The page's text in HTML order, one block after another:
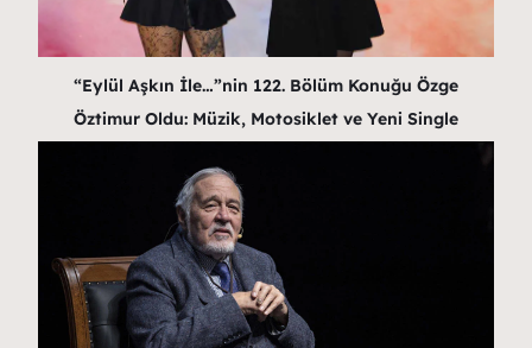
“Eylül Aşkın İle…”nin 122. Bölüm Konuğu Özge
Öztimur Oldu: Müzik, Motosiklet ve Yeni Single